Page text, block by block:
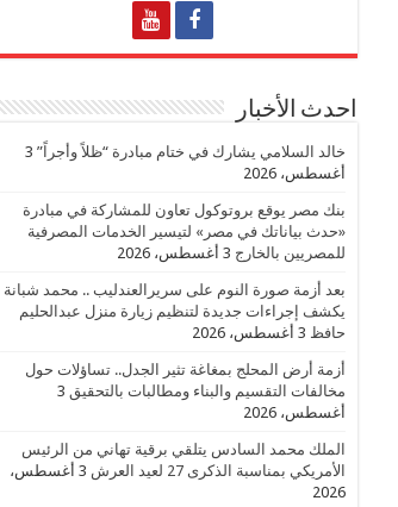
احدث الأخبار
خالد السلامي يشارك في ختام مبادرة “ظلاً وأجراً” 3
أغسطس، 2026
بنك مصر يوقع بروتوكول تعاون للمشاركة في مبادرة
«حدث بياناتك في مصر» لتيسير الخدمات المصرفية
للمصريين بالخارج 3 أغسطس، 2026
بعد أزمة صورة النوم على سريرالعندليب .. محمد شبانة
يكشف إجراءات جديدة لتنظيم زيارة منزل عبدالحليم
حافظ 3 أغسطس، 2026
أزمة أرض المحلج بمغاغة تثير الجدل.. تساؤلات حول
مخالفات التقسيم والبناء ومطالبات بالتحقيق 3
أغسطس، 2026
الملك محمد السادس يتلقي برقية تهاني من الرئيس
الأمريكي بمناسبة الذكرى 27 لعيد العرش
3 أغسطس،
2026